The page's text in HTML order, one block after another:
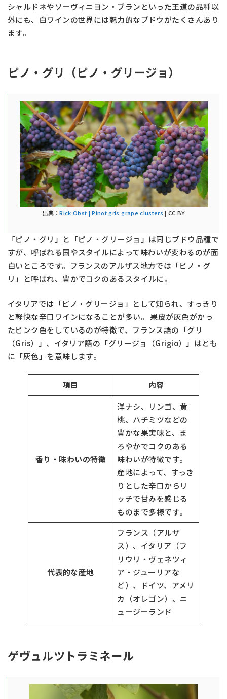
シャルドネやソーヴィニヨン・ブランといった王道の品種以
外にも、白ワインの世界には魅力的なブドウがたくさんあり
ます。
ピノ・グリ（ピノ・グリージョ）
出典：Rick Obst | Pinot gris grape clusters | CC BY
「ピノ・グリ」と「ピノ・グリージョ」は同じブドウ品種で
すが、呼ばれる国やスタイルによって味わいが変わるのが面
白いところです。フランスのアルザス地方では「ピノ・グ
リ」と呼ばれ、豊かでコクのあるスタイルに。
イタリアでは「ピノ・グリージョ」として知られ、すっきり
と軽快な辛口ワインになることが多い。 果皮が灰色がかっ
たピンク色をしているのが特徴で、フランス語の「グリ
（Gris）」、イタリア語の「グリージョ（Grigio）」はとも
に「灰色」を意味します。
項目 内容
香り・味わいの特徴
洋ナシ、リンゴ、黄
桃、ハチミツなどの
豊かな果実味と、ま
ろやかでコクのある
味わいが特徴です。
産地によって、すっき
りとした辛口からリ
ッチで甘みを感じる
ものまで多様です。
代表的な産地
フランス（アルザ
ス）、イタリア（フ
リウリ・ヴェネツィ
ア・ジューリアな
ど）、ドイツ、アメリ
カ（オレゴン）、ニ
ュージーランド
ゲヴュルツトラミネール